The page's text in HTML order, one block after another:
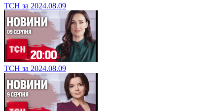
ТСН за 2024.08.09
ТСН за 2024.08.09